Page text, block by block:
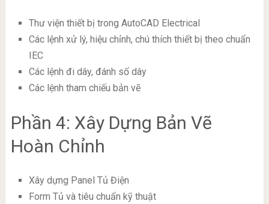
Thư viện thiết bị trong AutoCAD Electrical
Các lệnh xử lý, hiệu chỉnh, chú thích thiết bị theo chuẩn
IEC
Các lệnh đi dây, đánh số dây
Các lệnh tham chiếu bản vẽ
Phần 4: Xây Dựng Bản Vẽ
Hoàn Chỉnh
Xây dựng Panel Tủ Điện
Form Tủ và tiêu chuẩn kỹ thuật